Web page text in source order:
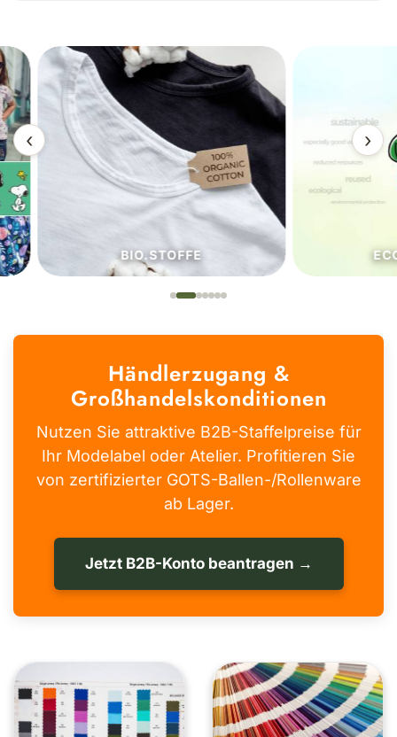
‹
BIO.STOFFE
›
Händlerzugang &
Großhandelskonditionen
Nutzen Sie attraktive B2B-Staffelpreise für
Ihr Modelabel oder Atelier. Profitieren Sie
von zertifizierter GOTS-Ballen-/Rollenware
ab Lager.
Jetzt B2B-Konto beantragen →